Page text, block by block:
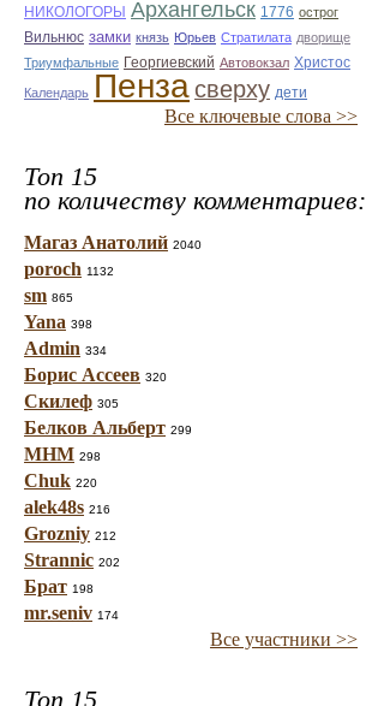
НИКОЛОГОРЫ Архангельск 1776 острог
Вильнюс замки князь Юрьев Стратилата дворище
Триумфальные Георгиевский Автовокзал Христос
Календарь Пензасверху дети
Все ключевые слова >>
Топ 15
по количеству комментариев:
Магаз Анатолий 2040
poroch 1132
sm 865
Yana 398
Admin 334
Борис Ассеев 320
Скилеф 305
Белков Альберт 299
МНМ 298
Chuk 220
alek48s 216
Grozniy 212
Strannic 202
Брат 198
mr.seniv 174
Все участники >>
Топ 15